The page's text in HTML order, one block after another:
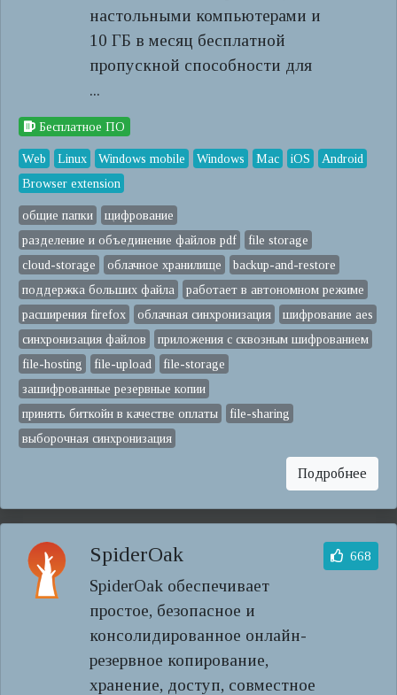
настольными компьютерами и
10 ГБ в месяц бесплатной
пропускной способности для
...
Бесплатное ПО
Web Linux Windows mobile Windows Mac iOS
Android
Browser extension
общие папки
щифрование
разделение и объединение файлов pdf
file storage
cloud-storage
облачное хранилище
backup-and-restore
поддержка больших файла
работает в автономном режиме
расширения firefox
облачная синхронизация
шифрование aes
синхронизация файлов
приложения с сквозным шифрованием
file-hosting
file-upload
file-storage
зашифрованные резервные копии
принять биткойн в качестве оплаты
file-sharing
выборочная синхронизация
Подробнее
SpiderOak
SpiderOak обеспечивает
простое, безопасное и
консолидированное онлайн-
резервное копирование,
хранение, доступ, совместное
668